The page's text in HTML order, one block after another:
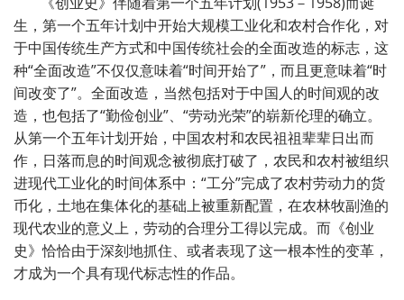
生，第一个五年计划中开始大规模工业化和农村合作化，对
于中国传统生产方式和中国传统社会的全面改造的标志，这
种“全面改造”不仅仅意味着“时间开始了” ，而且更意味着“时
间改变了”。全面改造，当然包括对于中国人的时间观的改
造，也包括了“勤俭创业”、 “劳动光荣”的崭新伦理的确立。
从第一个五年计划开始，中国农村和农民祖祖辈辈日出而
作，日落而息的时间观念被彻底打破了，农民和农村被组织
进现代工业化的时间体系中： “工分”完成了农村劳动力的货
币化，土地在集体化的基础上被重新配置，在农林牧副渔的
现代农业的意义上，劳动的合理分工得以完成。而《创业
史》恰恰由于深刻地抓住、或者表现了这一根本性的变革，
才成为一个具有现代标志性的作品。